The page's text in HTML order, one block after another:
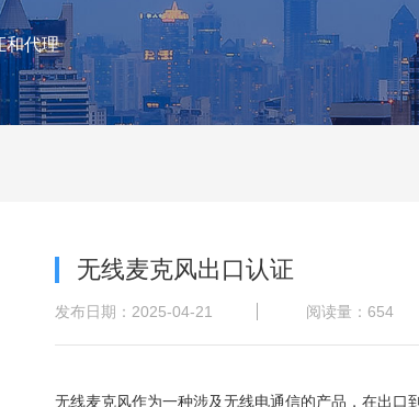
和代理
无线麦克风出口认证
发布日期：2025-04-21 阅读量：654
无线麦克风作为一种涉及无线电通信的产品，在出口